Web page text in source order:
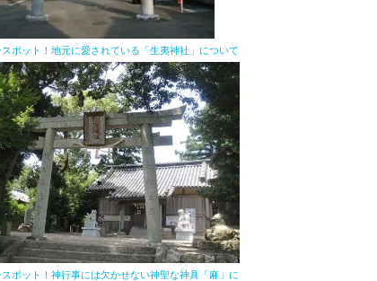
ポット！地元に愛されている「生夷神社」について
スポット！神行事には欠かせない神聖な神具「麻」に